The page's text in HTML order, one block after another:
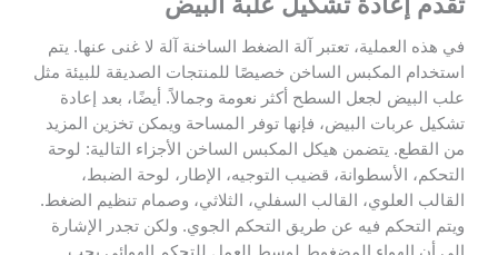
في هذه العملية، تعتبر آلة الضغط الساخنة آلة لا غنى عنها. يتم
استخدام المكبس الساخن خصيصًا للمنتجات الصديقة للبيئة مثل
علب البيض لجعل السطح أكثر نعومة وجمالاً. أيضًا، بعد إعادة
تشكيل عربات البيض، فإنها توفر المساحة ويمكن تخزين المزيد
من القطع. يتضمن هيكل المكبس الساخن الأجزاء التالية: لوحة
التحكم، الأسطوانة، قضيب التوجيه، الإطار، لوحة الضبط،
القالب العلوي، القالب السفلي، الثلاثي، وصمام تنظيم الضغط.
ويتم التحكم فيه عن طريق التحكم الجوي. ولكن تجدر الإشارة